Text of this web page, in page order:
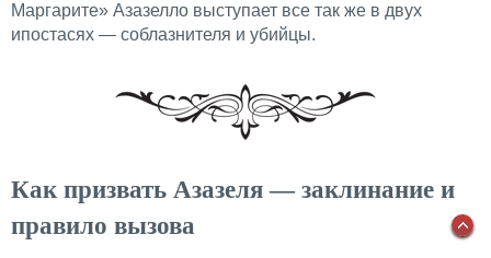
Маргарите» Азазелло выступает все так же в двух
ипостасях — соблазнителя и убийцы.
Как призвать Азазеля — заклинание и
правило вызова